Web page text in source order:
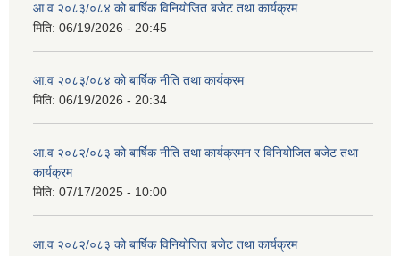
आ.व २०८३/०८४ को बार्षिक विनियोजित बजेट तथा कार्यक्रम
मिति: 06/19/2026 - 20:45
आ.व २०८३/०८४ को बार्षिक नीति तथा कार्यक्रम
मिति: 06/19/2026 - 20:34
आ.व २०८२/०८३ को बार्षिक नीति तथा कार्यक्रमन र विनियोजित बजेट तथा
कार्यक्रम
मिति: 07/17/2025 - 10:00
आ.व २०८२/०८३ को बार्षिक विनियोजित बजेट तथा कार्यक्रम